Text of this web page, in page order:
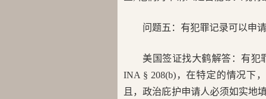
问题五：有犯罪记录可以申
美国签证找大鹤解答：有犯
INA § 208(b)，在特定的情况下
且，政治庇护申请人必须如实地